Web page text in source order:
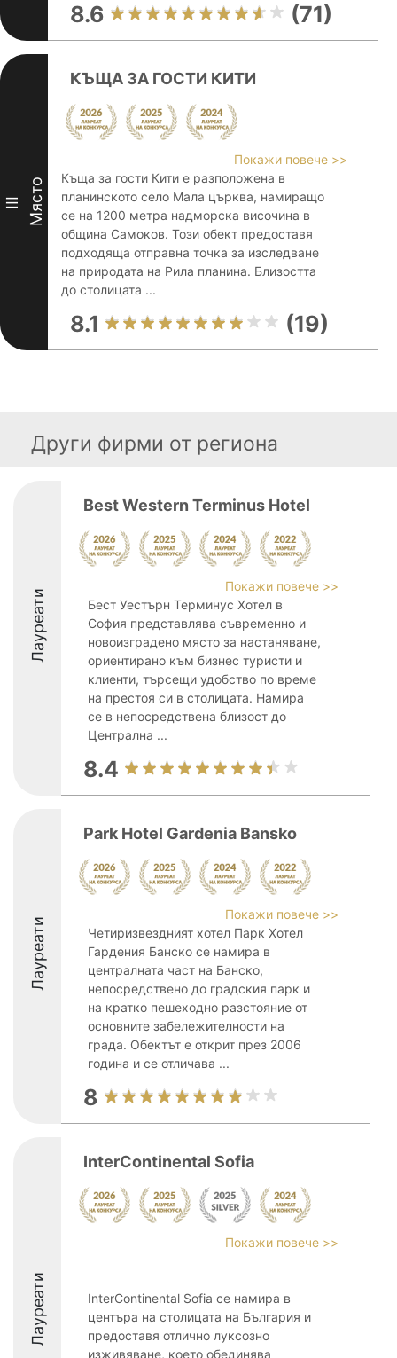
8.6 (71)
III Място
КЪЩА ЗА ГОСТИ КИТИ
Покажи повече >>
Къща за гости Кити е разположена в
планинското село Мала църква, намиращо
се на 1200 метра надморска височина в
община Самоков. Този обект предоставя
подходяща отправна точка за изследване
на природата на Рила планина. Близостта
до столицата ...
8.1 (19)
Други фирми от региона
Лауреати
Best Western Terminus Hotel
Покажи повече >>
Бест Уестърн Терминус Хотел в
София представлява съвременно и
новоизградено място за настаняване,
ориентирано към бизнес туристи и
клиенти, търсещи удобство по време
на престоя си в столицата. Намира
се в непосредствена близост до
Централна ...
8.4
Лауреати
Park Hotel Gardenia Bansko
Покажи повече >>
Четиризвездният хотел Парк Хотел
Гардения Банско се намира в
централната част на Банско,
непосредствено до градския парк и
на кратко пешеходно разстояние от
основните забележителности на
града. Обектът е открит през 2006
година и се отличава ...
8
Лауреати
InterContinental Sofia
Покажи повече >>
InterContinental Sofia се намира в
центъра на столицата на България и
предоставя отлично луксозно
изживяване, което обединява